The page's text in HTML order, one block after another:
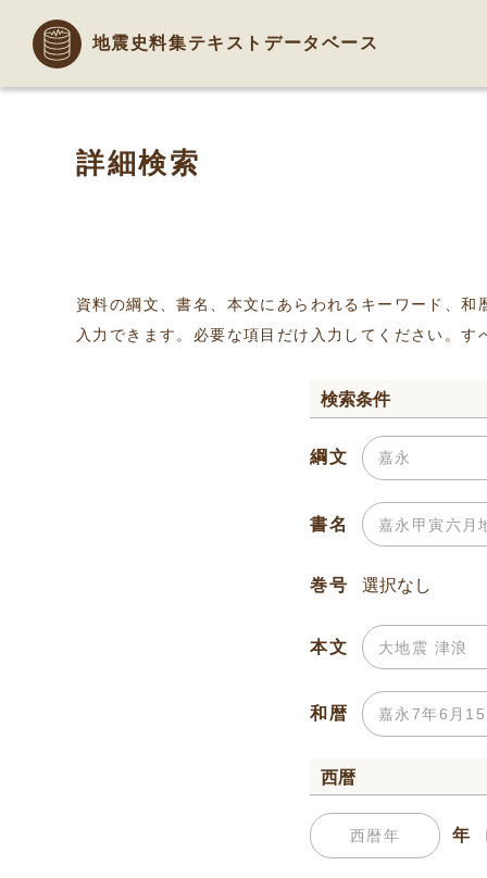
地震史料集テキストデータベース
詳細検索
資料の綱文、書名、本文にあらわれるキーワード、
入力できます。必要な項目だけ入力してください。
検索条件
綱文
書名
巻号
本文
和暦
西暦
年